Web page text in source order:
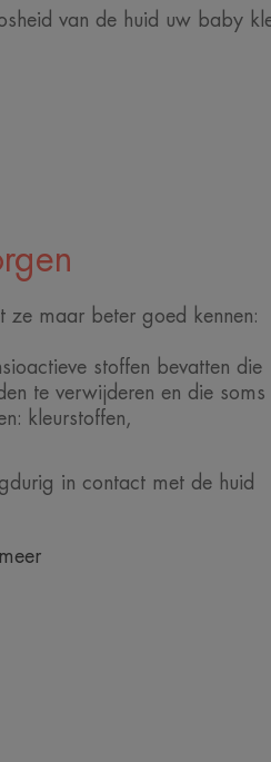
van de huid uw baby
ze maar beter goed kennen:
stoffen bevatten die
te verwijderen en die soms
kleurstoffen,
in contact met de huid